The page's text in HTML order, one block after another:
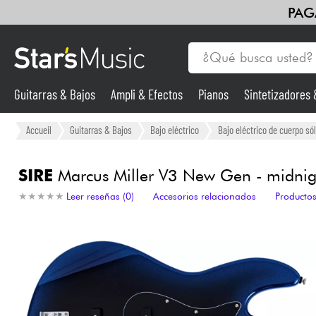
Guitarras & Bajos
Sintetizadores & samplers
Luces
Violines y cuarteto
Guitarras & Bajos Ampli & Efectos Pianos Sintetizadores
Accueil Guitarras & Bajos Bajo eléctrico Bajo eléctrico de cuerpo
SIRE Marcus Miller V3 New Gen -
★ ★ ★ ★ ★
★ ★ ★ ★ ★ Leer reseñas (0) Accesorios relacionados